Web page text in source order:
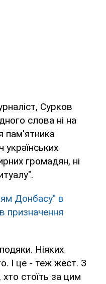
Сурков
слова ні на
пам'ятника
громадян, ні
Донбасу" в
призначення
Ніяких
І це - теж жест. З
хто стоїть за цим